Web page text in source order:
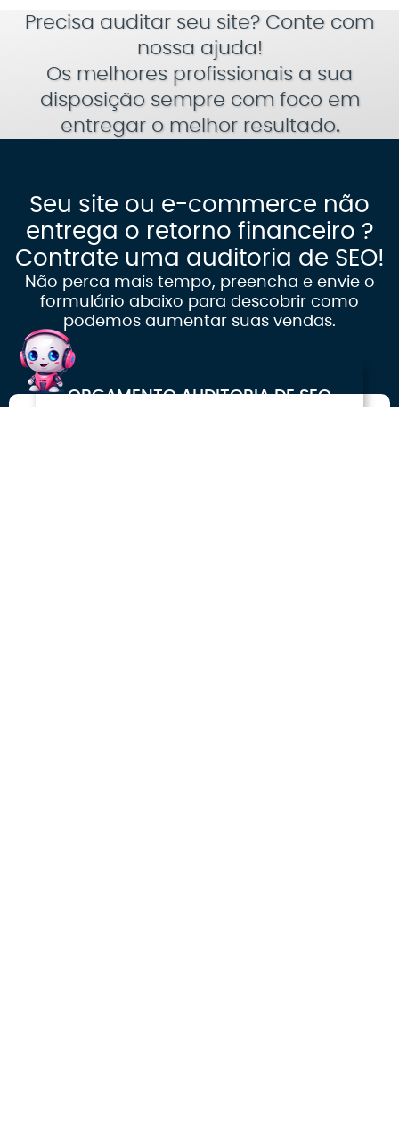
Precisa auditar seu site? Conte com
nossa ajuda!
Os melhores profissionais a sua
disposição sempre com foco em
entregar o melhor resultado.
Seu site ou e-commerce não
entrega o retorno financeiro ?
Contrate uma auditoria de SEO!
Não perca mais tempo, preencha e envie o
formulário abaixo para descobrir como
podemos aumentar suas vendas.
ORÇAMENTO AUDITORIA DE SEO